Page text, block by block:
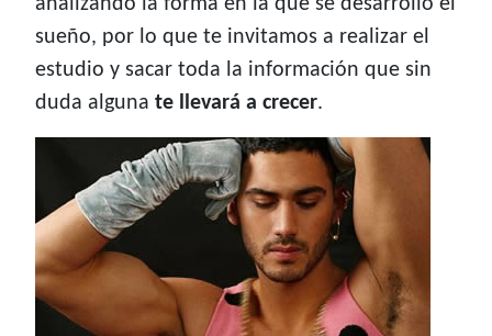
analizando la forma en la que se desarrolló el
sueño, por lo que te invitamos a realizar el
estudio y sacar toda la información que sin
duda alguna te llevará a crecer.